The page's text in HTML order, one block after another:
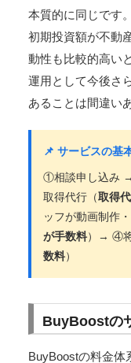
本質的に同じです
初期投資額が不動
動性も比較的高い
運用として今後さ
あることは間違い
📌 サービスの基
①相談申し込み
取得代行（取得
ッフが動画制作
が手数料）→ ④将
数料）
BuyBoostの
BuyBoostの料金体